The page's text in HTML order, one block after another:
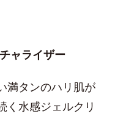
ャライザー
満タンのハリ肌が
く水感ジェルクリ